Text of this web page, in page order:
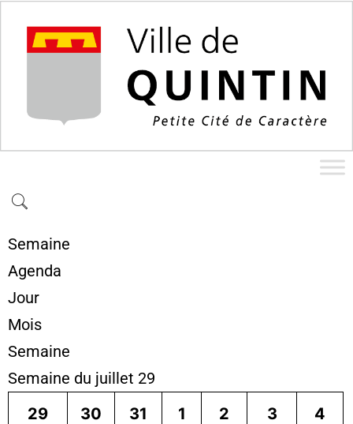
Semaine
Agenda
Jour
Mois
Semaine
Semaine du juillet 29
29
30
31
1
2
3
4